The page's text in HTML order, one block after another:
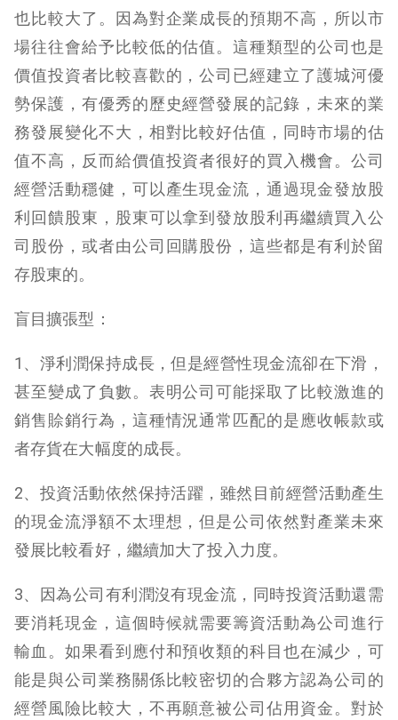
也比較大了。因為對企業成長的預期不高，所以市
場往往會給予比較低的估值。這種類型的公司也是
價值投資者比較喜歡的，公司已經建立了護城河優
勢保護，有優秀的歷史經營發展的記錄，未來的業
務發展變化不大，相對比較好估值，同時市場的估
值不高，反而給價值投資者很好的買入機會。公司
經營活動穩健，可以產生現金流，通過現金發放股
利回饋股東，股東可以拿到發放股利再繼續買入公
司股份，或者由公司回購股份，這些都是有利於留
存股東的。
盲目擴張型：
1、淨利潤保持成長，但是經營性現金流卻在下滑，
甚至變成了負數。表明公司可能採取了比較激進的
銷售賒銷行為，這種情況通常匹配的是應收帳款或
者存貨在大幅度的成長。
2、投資活動依然保持活躍，雖然目前經營活動產生
的現金流淨額不太理想，但是公司依然對產業未來
發展比較看好，繼續加大了投入力度。
3、因為公司有利潤沒有現金流，同時投資活動還需
要消耗現金，這個時候就需要籌資活動為公司進行
輸血。如果看到應付和預收類的科目也在減少，可
能是與公司業務關係比較密切的合夥方認為公司的
經營風險比較大，不再願意被公司佔用資金。對於